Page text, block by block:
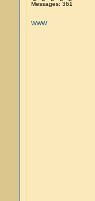
Messages: 361
WWW